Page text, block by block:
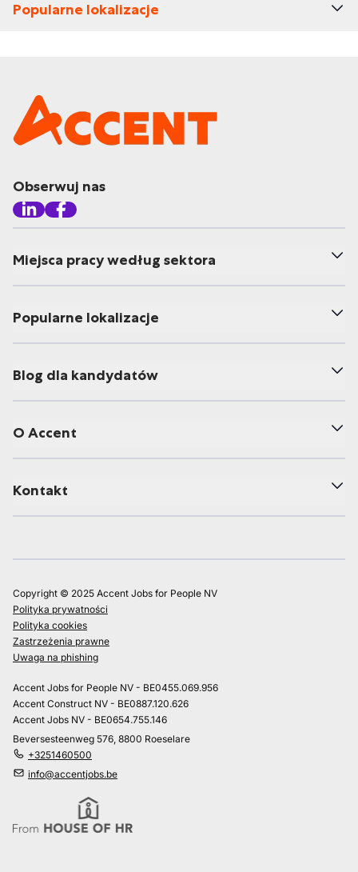
Popularne lokalizacje
Obserwuj nas
Miejsca pracy według sektora
Popularne lokalizacje
Blog dla kandydatów
O Accent
Kontakt
Copyright © 2025 Accent Jobs for People NV
Polityka prywatności
Polityka cookies
Zastrzeżenia prawne
Uwaga na phishing
Accent Jobs for People NV - BE0455.069.956
Accent Construct NV - BE0887.120.626
Accent Jobs NV - BE0654.755.146
Beversesteenweg 576, 8800 Roeselare
+3251460500
info@accentjobs.be